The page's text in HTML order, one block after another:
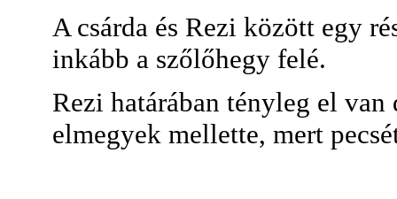
A csárda és Rezi között egy
inkább a szőlőhegy felé.
Rezi határában tényleg el
elmegyek mellette, mert